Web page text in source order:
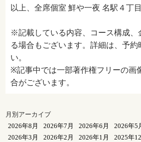
以上、全席個室 鮮や一夜 名駅４丁
※記載している内容、コース構成、
る場合もございます。詳細は、予約
い。
※記事中では一部著作権フリーの画
合がございます。
月別アーカイブ
2026年8月
2026年7月 2026年6月 2026年5
2026年3月
2026年2月 2026年1月 2025年